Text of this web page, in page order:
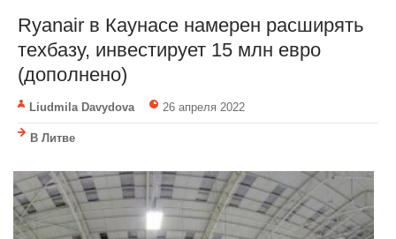
Ryanair в Каунасе намерен расширять
техбазу, инвестирует 15 млн евро
(дополнено)
Liudmila Davydova 26 апреля 2022
В Литве